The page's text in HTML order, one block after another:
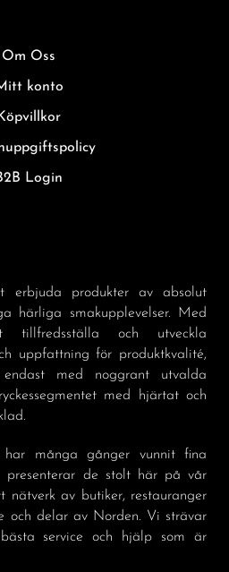
Om Oss
konto
Köpvillkor
Login
erbjuda produkter av absolut
härliga smakupplevelser. Med
och utveckla
uppfattning för produktkvalité,
med noggrant utvalda
med hjärtat och
många gånger vunnit fina
presenterar de stolt här på vår
nätverk av butiker, restauranger
och delar av Norden. Vi strävar
service och hjälp som är